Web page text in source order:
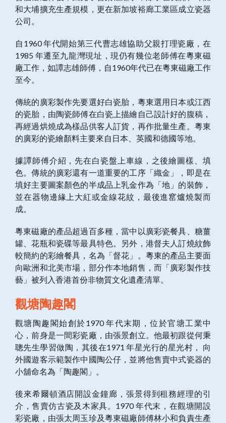
和大埔擴充生產規模，更在新加坡裕廊工業區成立瓷器
公司。
自1960 年代開始第三代曹志雄協助父親打理瓷廠，在
1985 年遷至九龍灣現址，現仍有幾位老師傅在粵東磁
廠工作，如譚志雄師傅，自1960年代已在粵東磁廠工作
至今。
傳統的廣彩製作先要選好白瓷胎，粵東選用日本或江西
的瓷胎，由陶瓷師傅在白瓷上描繪自己設計好的腹稿，
再經過烘燒成為樣品供客人訂貨，再作批量生產。粵東
的廣彩的瓷繪顏料主要來自日本、英國和德國等地。
據譚師傅介紹，先在白瓷盤上車線，之後繪圖樣、填
色。傳統的廣彩還有一道重要的工序「織金」，即是在
填好主要圖案顏色的半成品上乳金作為「地」的裝飾，
並在器物邊緣上大紅或金線花紋，最後進窰爐燒製而
成。
粵東磁廠的產品超過百多種，當中以廣彩瓷餐具、糖薑
罐、花瓶和瓷碟等最具特色。另外，港督夫人訂燒紋飾
較簡約的彩繪餐具，名為「督花」。粵東的產品主要面
向歐洲和北美市場，部分作本地銷售，而「廣彩製作技
藝」被列入香港首份非物質文化遺產清單。
觀塘陶趣閣
觀塘陶趣閣始創於1970年代末期，位於官塘工業中
心，前身是一間彩瓷廠，由張景創立。他最初跟從何秉
聰先生學習做陶，其後在1971年星光行的星光村，
向
外國遊客示範製作中國陶公仔，並將他售賣中式瓷器的
小舖命名為「陶趣閣」。
後來希爾頓酒店開設金鐘廊，張景得到租務經理的引
介，售賣仿古瓷及木家具。 1970年代末，在觀塘開設
彩瓷廠，由張太周玉珍及粵東磁廠師傅林小和負責生產